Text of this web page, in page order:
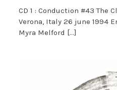
CD 1 : Conduction #43 The
Verona, Italy 26 june 1994
Myra Melford […]